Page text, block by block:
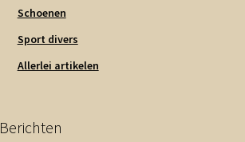
Schoenen
Sport divers
Allerlei artikelen
Berichten